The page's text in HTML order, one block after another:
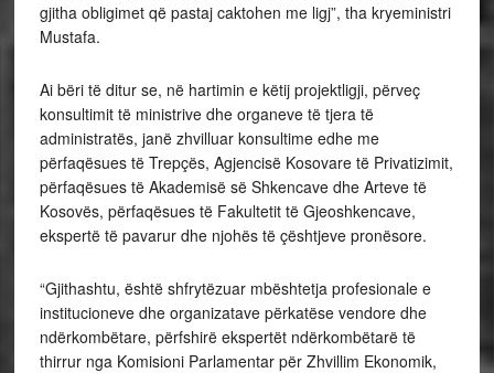
gjitha obligimet që pastaj caktohen me ligj”, tha kryeministri
Mustafa.
Ai bëri të ditur se, në hartimin e këtij projektligji, përveç
konsultimit të ministrive dhe organeve të tjera të
administratës, janë zhvilluar konsultime edhe me
përfaqësues të Trepçës, Agjencisë Kosovare të Privatizimit,
përfaqësues të Akademisë së Shkencave dhe Arteve të
Kosovës, përfaqësues të Fakultetit të Gjeoshkencave,
ekspertë të pavarur dhe njohës të çështjeve pronësore.
“Gjithashtu, është shfrytëzuar mbështetja profesionale e
institucioneve dhe organizatave përkatëse vendore dhe
ndërkombëtare, përfshirë ekspertët ndërkombëtarë të
thirrur nga Komisioni Parlamentar për Zhvillim Ekonomik,